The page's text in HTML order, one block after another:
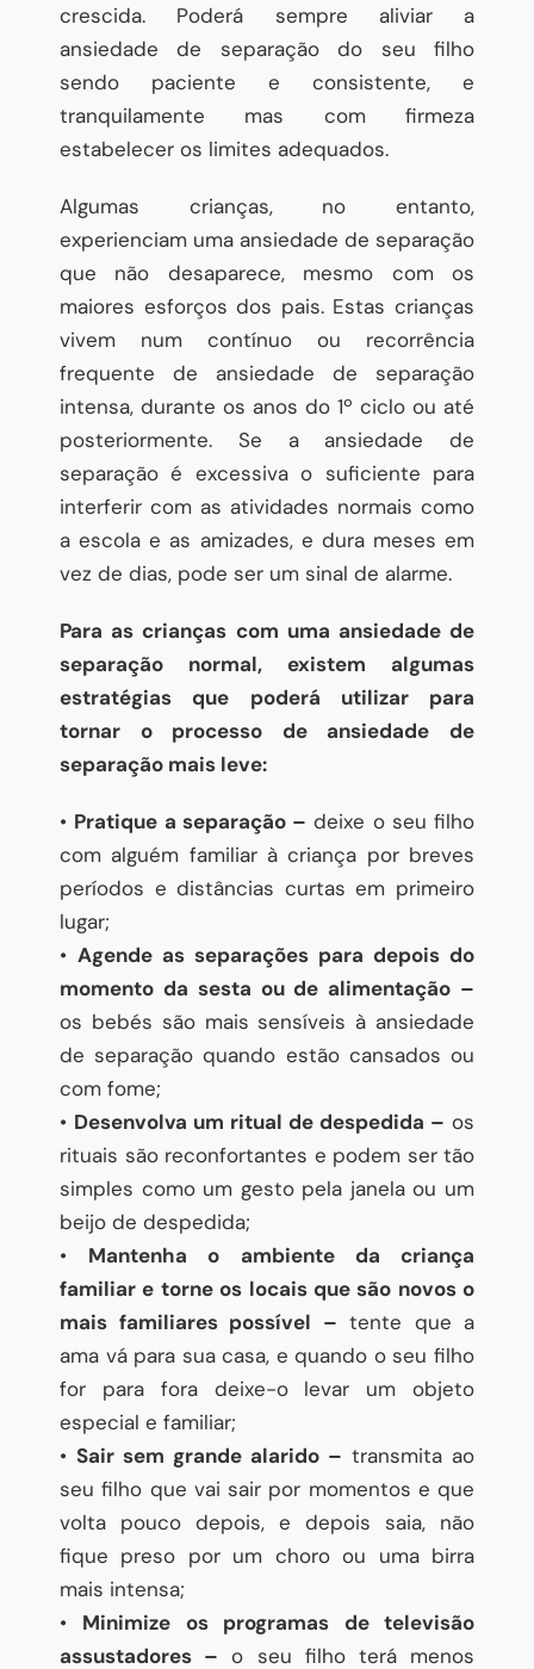
crescida. Poderá sempre aliviar a
ansiedade de separação do seu filho
sendo paciente e consistente, e
tranquilamente mas com firmeza
estabelecer os limites adequados.
Algumas crianças, no entanto,
experienciam uma ansiedade de separação
que não desaparece, mesmo com os
maiores esforços dos pais. Estas crianças
vivem num contínuo ou recorrência
frequente de ansiedade de separação
intensa, durante os anos do 1º ciclo ou até
posteriormente. Se a ansiedade de
separação é excessiva o suficiente para
interferir com as atividades normais como
a escola e as amizades, e dura meses em
vez de dias, pode ser um sinal de alarme.
Para as crianças com uma ansiedade de
separação normal, existem algumas
estratégias que poderá utilizar para
tornar o processo de ansiedade de
separação mais leve:
• Pratique a separação – deixe o seu filho
com alguém familiar à criança por breves
períodos e distâncias curtas em primeiro
lugar;
• Agende as separações para depois do
momento da sesta ou de alimentação –
os bebés são mais sensíveis à ansiedade
de separação quando estão cansados ou
com fome;
• Desenvolva um ritual de despedida – os
rituais são reconfortantes e podem ser tão
simples como um gesto pela janela ou um
beijo de despedida;
• Mantenha o ambiente da criança
familiar e torne os locais que são novos o
mais familiares possível – tente que a
ama vá para sua casa, e quando o seu filho
for para fora deixe-o levar um objeto
especial e familiar;
• Sair sem grande alarido – transmita ao
seu filho que vai sair por momentos e que
volta pouco depois, e depois saia, não
fique preso por um choro ou uma birra
mais intensa;
• Minimize os programas de televisão
assustadores – o seu filho terá menos